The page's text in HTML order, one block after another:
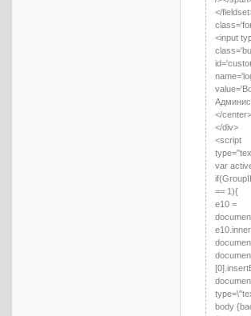
</
<input
</
</div>
<script
var
== 1){
e10 =
body